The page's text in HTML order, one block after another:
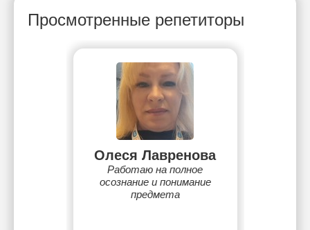
Просмотренные репетиторы
Олеся Лавренова
Работаю на полное
осознание и понимание
предмета